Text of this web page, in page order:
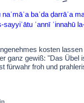
baʿda ḍarrāʾa
ʿannī ʾinnahū
kosten
ganz gewiß: "Das Übel
fürwahr froh und